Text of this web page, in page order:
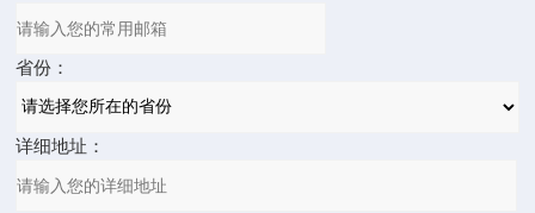
省份：
详细地址：